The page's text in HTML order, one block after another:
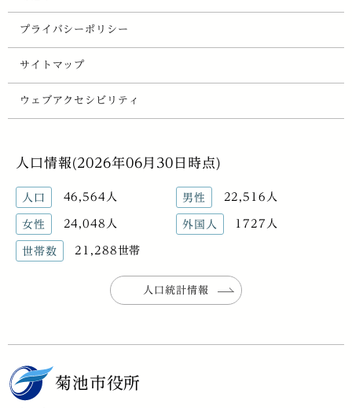
プライバシーポリシー
サイトマップ
ウェブアクセシビリティ
人口情報(2026年06月30日時点)
人口 46,564人 男性 22,516人
女性 24,048人 外国人 1727人
世帯数 21,288世帯
人口統計情報
菊池市役所